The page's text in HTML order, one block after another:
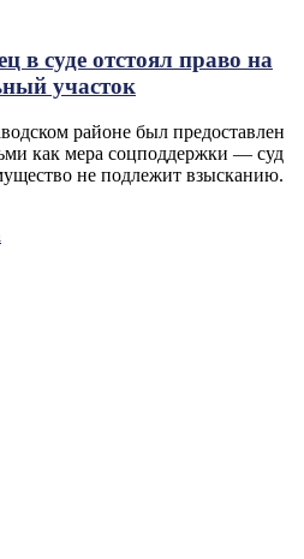
в суде отстоял право на
участок
районе был предоставлен
как мера соцподдержки — суд
не подлежит взысканию.